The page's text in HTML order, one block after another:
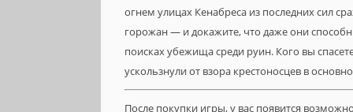
огнем улицах Кенабреса из последних сил
горожан — и докажите, что даже они
поисках убежища среди руин. Кого вы
ускользнули от взора крестоносцев в
После покупки игры, у вас появится